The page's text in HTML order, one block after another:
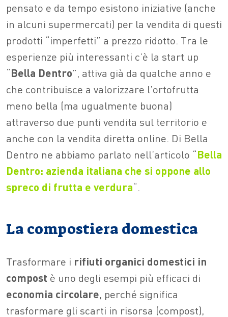
pensato e da tempo esistono iniziative (anche
in alcuni supermercati) per la vendita di questi
prodotti “imperfetti” a prezzo ridotto. Tra le
esperienze più interessanti c’è la start up
“Bella Dentro”, attiva già da qualche anno e
che contribuisce a valorizzare l’ortofrutta
meno bella (ma ugualmente buona)
attraverso due punti vendita sul territorio e
anche con la vendita diretta online. Di Bella
Dentro ne abbiamo parlato nell’articolo “Bella
Dentro: azienda italiana che si oppone allo
spreco di frutta e verdura“.
La compostiera domestica
Trasformare i rifiuti organici domestici in
compost è uno degli esempi più efficaci di
economia circolare, perché significa
trasformare gli scarti in risorsa (compost),